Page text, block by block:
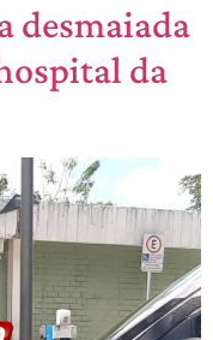
desmaiada
da